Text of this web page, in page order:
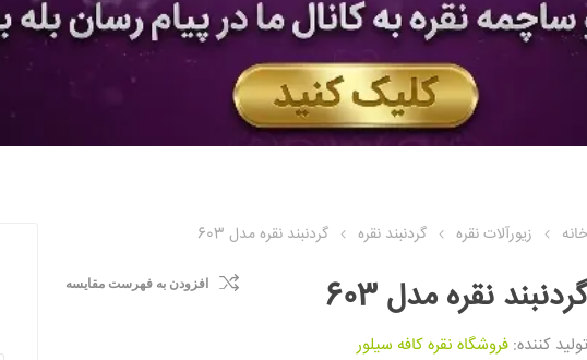
خانه زیورآلات نقره گردنبند نقره گردنبند نقره مدل 603
گردنبند نقره مدل 603
تولید کننده: فروشگاه نقره کافه سیلور
افزودن به فهرست مقایسه